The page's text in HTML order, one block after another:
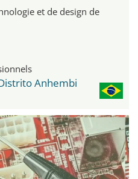
et de design de
Anhembi